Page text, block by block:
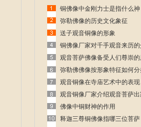
铜佛像中金刚力士是指什么神
弥勒佛像的历史文化象征
送子观音铜像的形象
铜佛像厂家对千手观音来历的
观音菩萨佛像备受人们尊崇的
弥勒佛佛像按形象特征如何
观音铜像在寺庙艺术中的表现
观音铜像厂家介绍观音菩萨出
的故事
佛像中铜财神的作用
释迦三尊铜佛像指哪三位菩萨